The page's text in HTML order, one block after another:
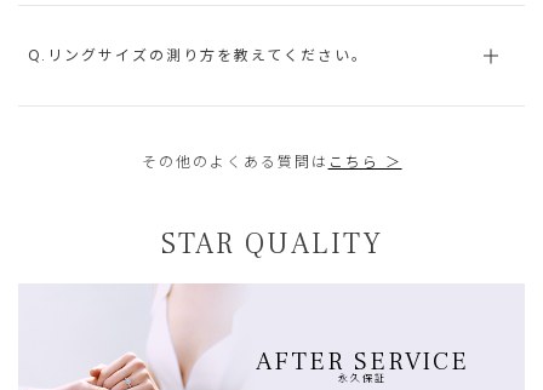
Q.リングサイズの測り方を教えてください。
その他のよくある質問は こちら ＞
STAR QUALITY
AFTER SERVICE
永久保証